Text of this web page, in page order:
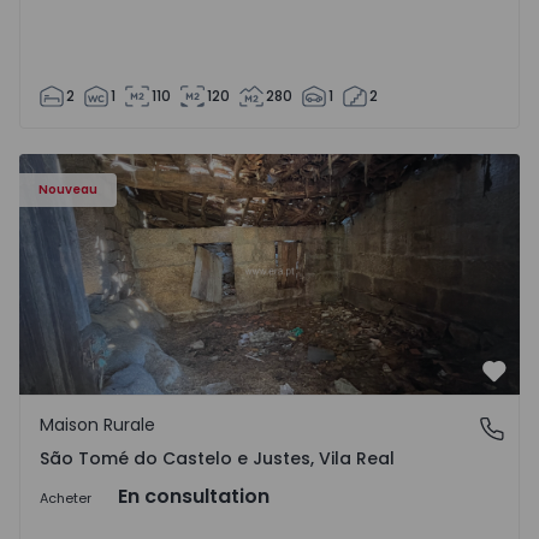
2 1 110 120 280 1 2
Nouveau
Maison Vila Real, São Tomé do Castelo e Justes -
São Tomé do Castelo e Justes, Vila Real
Maison Rurale
São Tomé do Castelo e Justes, Vila Real
Acheter En consultation